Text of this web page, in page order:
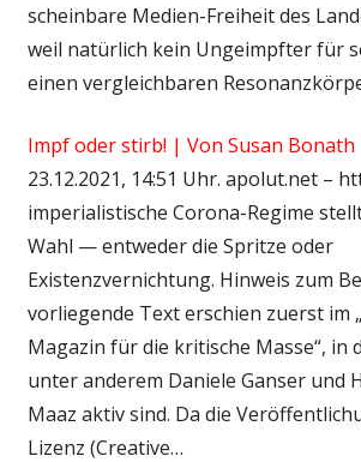
scheinbare Medien-Freiheit des
weil natürlich kein Ungeimpfter für
einen vergleichbaren
Impf oder stirb! | Von Susan Bonath
23.12.2021, 14:51 Uhr. apolut.net –
imperialistische Corona-Regime
Wahl — entweder die Spritze oder
Existenzvernichtung. Hinweis zum
vorliegende Text erschien zuerst im
Magazin für die kritische Masse“, in
unter anderem Daniele Ganser und
Maaz aktiv sind. Da die
Lizenz (Creative…